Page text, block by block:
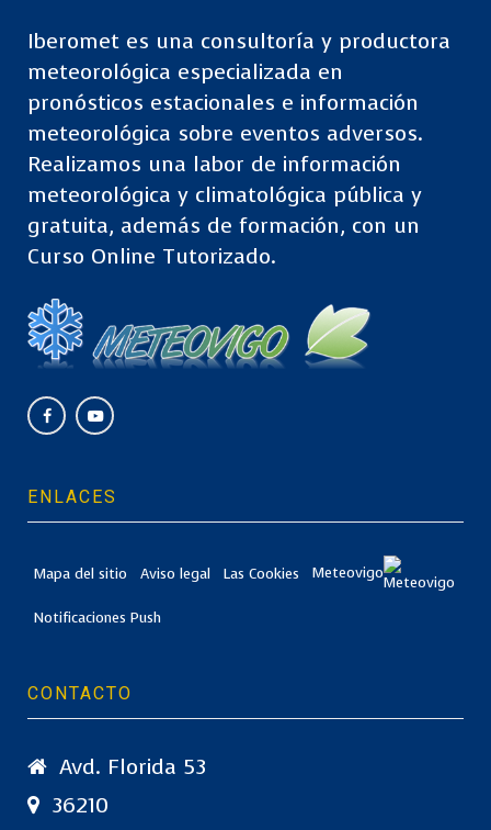
Iberomet es una consultoría y productora
meteorológica especializada en
pronósticos estacionales e información
meteorológica sobre eventos adversos.
Realizamos una labor de información
meteorológica y climatológica pública y
gratuita, además de formación, con un
Curso Online Tutorizado.
ENLACES
Mapa del sitio Aviso legal Las Cookies Meteovigo
Notificaciones Push
CONTACTO
Avd. Florida 53
36210